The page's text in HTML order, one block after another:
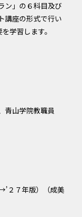
ン」の６科目及び
講座の形式で行い
学習します。
青山学院教職員
２７年版）（成美